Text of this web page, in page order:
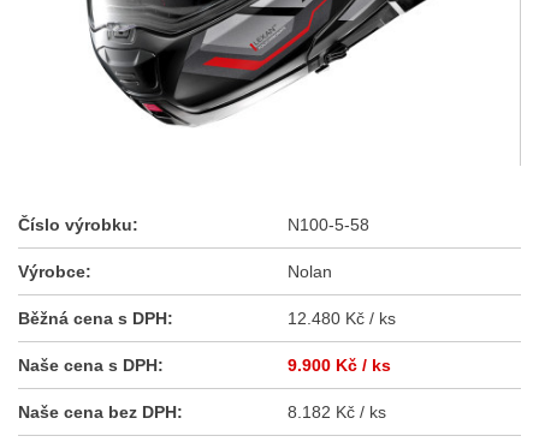
Číslo výrobku: N100-5-58
Výrobce: Nolan
Běžná cena s DPH: 12.480 Kč / ks
Naše cena s DPH: 9.900 Kč / ks
Naše cena bez DPH: 8.182 Kč / ks